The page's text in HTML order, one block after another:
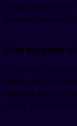
rechazo. Frases
muestran que
Para proponer
"I can't this Friday,
viernes, pero ¿qué tal
"I'm busy that day.
ese día. ¿Podríamos